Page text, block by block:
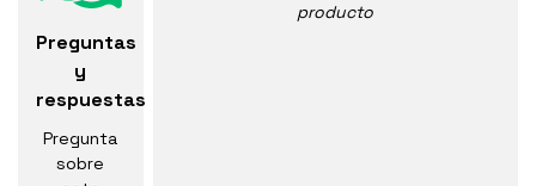
Preguntas
y
respuestas
Pregunta
sobre
producto